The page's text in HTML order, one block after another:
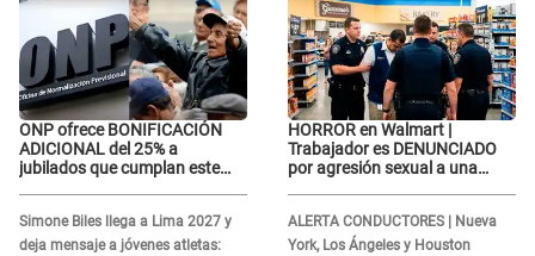
ONP ofrece BONIFICACIÓN
ADICIONAL del 25% a
jubilados que cumplan este
Simone Biles llega a Lima 2027 y
deja mensaje a jóvenes atletas:
HORROR en Walmart |
Trabajador es DENUNCIADO
por agresión sexual a una
ALERTA CONDUCTORES | Nueva
York, Los Ángeles y Houston